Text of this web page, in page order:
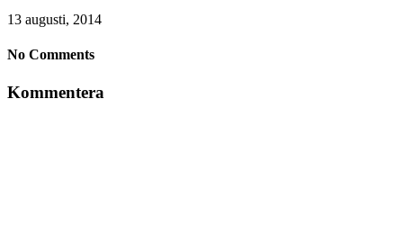
13 augusti, 2014
No Comments
Kommentera